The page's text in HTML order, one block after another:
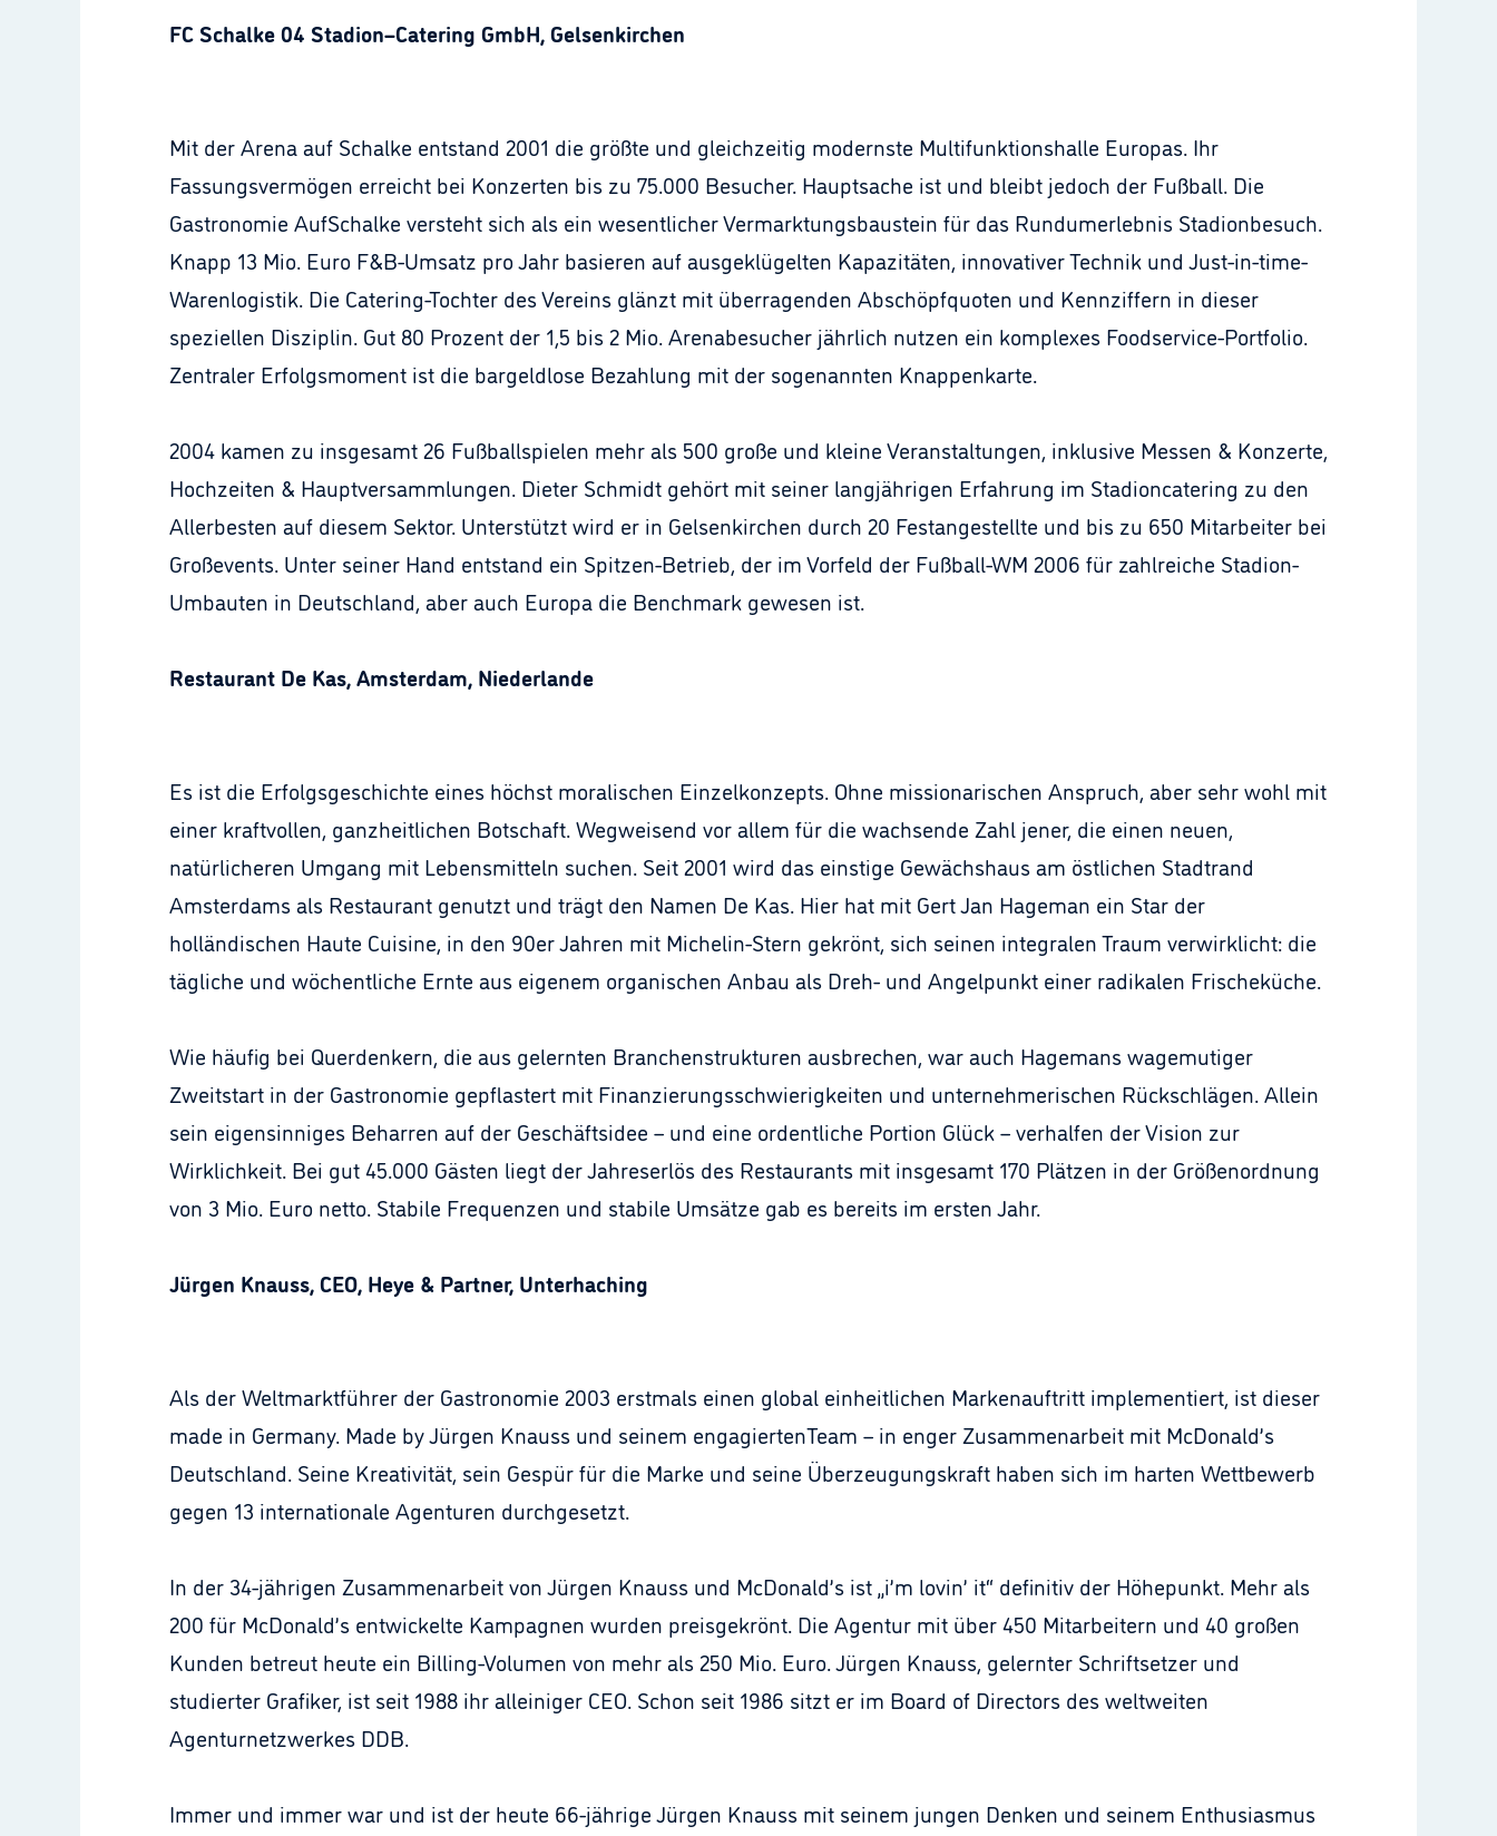
FC Schalke 04 Stadion–Catering GmbH, Gelsenkirchen
Mit der Arena auf Schalke entstand 2001 die größte und gleichzeitig modernste Multifunktionshalle Europas. Ihr
Fassungsvermögen erreicht bei Konzerten bis zu 75.000 Besucher. Hauptsache ist und bleibt jedoch der Fußball. Die
Gastronomie AufSchalke versteht sich als ein wesentlicher Vermarktungsbaustein für das Rundumerlebnis Stadionbesuch.
Knapp 13 Mio. Euro F&B-Umsatz pro Jahr basieren auf ausgeklügelten Kapazitäten, innovativer Technik und Just-in-time-
Warenlogistik. Die Catering-Tochter des Vereins glänzt mit überragenden Abschöpfquoten und Kennziffern in dieser
speziellen Disziplin. Gut 80 Prozent der 1,5 bis 2 Mio. Arenabesucher jährlich nutzen ein komplexes Foodservice-Portfolio.
Zentraler Erfolgsmoment ist die bargeldlose Bezahlung mit der sogenannten Knappenkarte.
2004 kamen zu insgesamt 26 Fußballspielen mehr als 500 große und kleine Veranstaltungen, inklusive Messen & Konzerte,
Hochzeiten & Hauptversammlungen. Dieter Schmidt gehört mit seiner langjährigen Erfahrung im Stadioncatering zu den
Allerbesten auf diesem Sektor. Unterstützt wird er in Gelsenkirchen durch 20 Festangestellte und bis zu 650 Mitarbeiter bei
Großevents. Unter seiner Hand entstand ein Spitzen-Betrieb, der im Vorfeld der Fußball-WM 2006 für zahlreiche Stadion-
Umbauten in Deutschland, aber auch Europa die Benchmark gewesen ist.
Restaurant De Kas, Amsterdam, Niederlande
Es ist die Erfolgsgeschichte eines höchst moralischen Einzelkonzepts. Ohne missionarischen Anspruch, aber sehr wohl mit
einer kraftvollen, ganzheitlichen Botschaft. Wegweisend vor allem für die wachsende Zahl jener, die einen neuen,
natürlicheren Umgang mit Lebensmitteln suchen. Seit 2001 wird das einstige Gewächshaus am östlichen Stadtrand
Amsterdams als Restaurant genutzt und trägt den Namen De Kas. Hier hat mit Gert Jan Hageman ein Star der
holländischen Haute Cuisine, in den 90er Jahren mit Michelin-Stern gekrönt, sich seinen integralen Traum verwirklicht: die
tägliche und wöchentliche Ernte aus eigenem organischen Anbau als Dreh- und Angelpunkt einer radikalen Frischeküche.
Wie häufig bei Querdenkern, die aus gelernten Branchenstrukturen ausbrechen, war auch Hagemans wagemutiger
Zweitstart in der Gastronomie gepflastert mit Finanzierungsschwierigkeiten und unternehmerischen Rückschlägen. Allein
sein eigensinniges Beharren auf der Geschäftsidee – und eine ordentliche Portion Glück – verhalfen der Vision zur
Wirklichkeit. Bei gut 45.000 Gästen liegt der Jahreserlös des Restaurants mit insgesamt 170 Plätzen in der Größenordnung
von 3 Mio. Euro netto. Stabile Frequenzen und stabile Umsätze gab es bereits im ersten Jahr.
Jürgen Knauss, CEO, Heye & Partner, Unterhaching
Als der Weltmarktführer der Gastronomie 2003 erstmals einen global einheitlichen Markenauftritt implementiert, ist dieser
made in Germany. Made by Jürgen Knauss und seinem engagiertenTeam – in enger Zusammenarbeit mit McDonald’s
Deutschland. Seine Kreativität, sein Gespür für die Marke und seine Überzeugungskraft haben sich im harten Wettbewerb
gegen 13 internationale Agenturen durchgesetzt.
In der 34-jährigen Zusammenarbeit von Jürgen Knauss und McDonald’s ist „i’m lovin’ it“ definitiv der Höhepunkt. Mehr als
200 für McDonald’s entwickelte Kampagnen wurden preisgekrönt. Die Agentur mit über 450 Mitarbeitern und 40 großen
Kunden betreut heute ein Billing-Volumen von mehr als 250 Mio. Euro. Jürgen Knauss, gelernter Schriftsetzer und
studierter Grafiker, ist seit 1988 ihr alleiniger CEO. Schon seit 1986 sitzt er im Board of Directors des weltweiten
Agenturnetzwerkes DDB.
Immer und immer war und ist der heute 66-jährige Jürgen Knauss mit seinem jungen Denken und seinem Enthusiasmus